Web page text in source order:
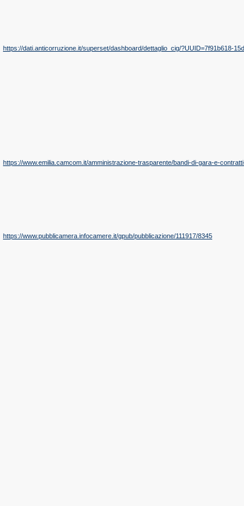
https://dati.anticorruzione.it/superset/dashboard/dettaglio_cig/?UUID=7f91b618-
https://www.emilia.camcom.it/amministrazione-trasparente/bandi-di-gara-e-
https://www.pubblicamera.infocamere.it/gpub/pubblicazione/111917/8345